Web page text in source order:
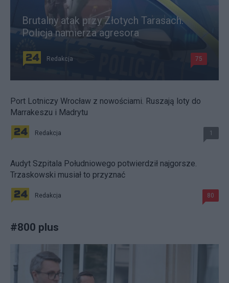
Brutalny atak przy Złotych Tarasach.
Policja namierza agresora
Redakcja 75
Port Lotniczy Wrocław z nowościami. Ruszają loty do
Marrakeszu i Madrytu
Redakcja 1
Audyt Szpitala Południowego potwierdził najgorsze.
Trzaskowski musiał to przyznać
Redakcja 80
#800 plus